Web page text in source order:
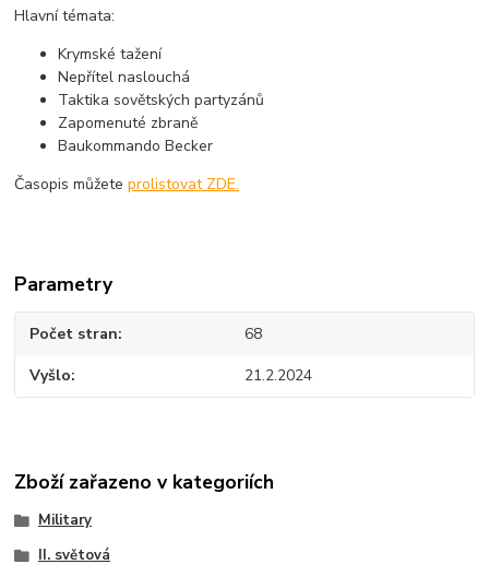
Hlavní témata:
Krymské tažení
Nepřítel naslouchá
Taktika sovětských partyzánů
Zapomenuté zbraně
Baukommando Becker
Časopis můžeteprolistovat ZDE.
Parametry
Počet stran 68
Vyšlo 21.2.2024
Zboží zařazeno v kategoriích
Military
II. světová